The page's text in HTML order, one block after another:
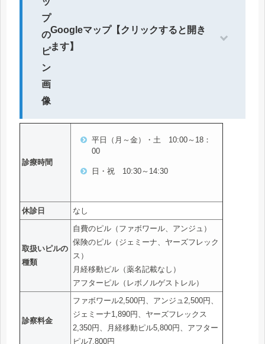
Googleマップ【クリックすると開き
ます】
診療時間
平日（月～金）・土 10:00～18：
00
日・祝 10:30～14:30
休診日 なし
取扱いピルの
種類
自費のピル（ファボワール、アンジュ）
保険のピル（ジェミーナ、ヤーズフレック
ス）
月経移動ピル（薬名記載なし）
アフターピル（レボノルゲストレル）
診察料金
ファボワール2,500円、アンジュ2,500円、
ジェミーナ1,890円、ヤーズフレックス
2,350円、月経移動ピル5,800円、アフター
ピル7,800円